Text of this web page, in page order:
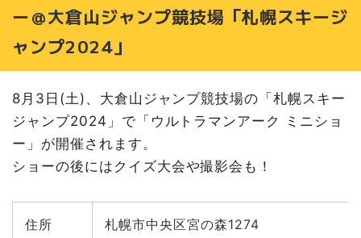
8月10日(土) ノンタンが札幌にやってくる！＠コーチャン
フォー新川通り店
8月11日(日) ノンタンが札幌にやってくる！＠コーチャン
8月12日(月) それいけ！アンパンマン ショー＠サンピアザ
フォー美しが丘店
8月12日(月)・13日(火)・14日(水) 爆上戦隊ブンブンジャ
あ！ショー＠北海道グリーンランド
ー＠大倉山ジャンプ競技場「札幌スキージ
ャンプ2024」
8月3日(土)、大倉山ジャンプ競技場の「札幌スキー
ジャンプ2024」で「ウルトラマンアーク ミニショ
ー」が開催されます。
ショーの後にはクイズ大会や撮影会も！
住所 札幌市中央区宮の森1274